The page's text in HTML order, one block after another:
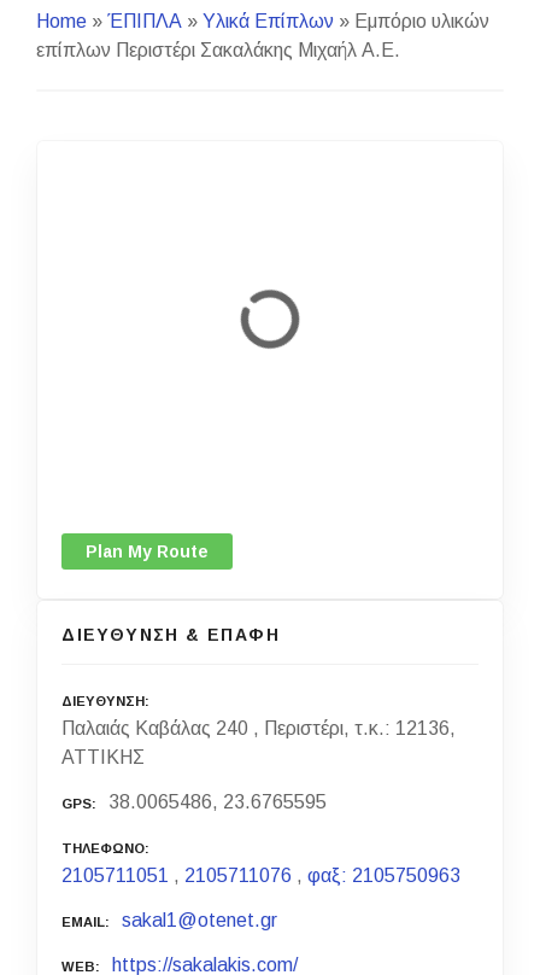
Home » ΈΠΙΠΛΑ » Υλικά Επίπλων » Εμπόριο υλικών
επίπλων Περιστέρι Σακαλάκης Μιχαήλ Α.Ε.
Plan My Route
ΔΙΕΥΘΥΝΣΗ & ΕΠΑΦΗ
ΔΙΕΥΘΥΝΣΗ
Παλαιάς Καβάλας 240 , Περιστέρι, τ.κ.: 12136,
ΑΤΤΙΚΗΣ
GPS 38.0065486, 23.6765595
ΤΗΛΕΦΩΝΟ
2105711051 , 2105711076 ,φαξ: 2105750963
EMAIL sakal1@otenet.gr
WEB https://sakalakis.com/